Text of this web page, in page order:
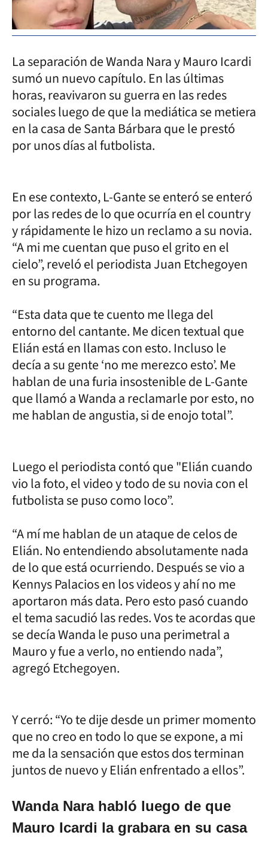
La separación de Wanda Nara y Mauro Icardi
sumó un nuevo capítulo. En las últimas
horas, reavivaron su guerra en las redes
sociales luego de que la mediática se metiera
en la casa de Santa Bárbara que le prestó
por unos días al futbolista.
En ese contexto, L-Gante se enteró se enteró
por las redes de lo que ocurría en el country
y rápidamente le hizo un reclamo a su novia.
“A mi me cuentan que puso el grito en el
cielo”, reveló el periodista Juan Etchegoyen
en su programa.
“Esta data que te cuento me llega del
entorno del cantante. Me dicen textual que
Elián está en llamas con esto. Incluso le
decía a su gente ‘no me merezco esto’. Me
hablan de una furia insostenible de L-Gante
que llamó a Wanda a reclamarle por esto, no
me hablan de angustia, si de enojo total”.
Luego el periodista contó que "Elián cuando
vio la foto, el video y todo de su novia con el
futbolista se puso como loco”.
“A mí me hablan de un ataque de celos de
Elián. No entendiendo absolutamente nada
de lo que está ocurriendo. Después se vio a
Kennys Palacios en los videos y ahí no me
aportaron más data. Pero esto pasó cuando
el tema sacudió las redes. Vos te acordas que
se decía Wanda le puso una perimetral a
Mauro y fue a verlo, no entiendo nada”,
agregó Etchegoyen.
Y cerró: “Yo te dije desde un primer momento
que no creo en todo lo que se expone, a mi
me da la sensación que estos dos terminan
juntos de nuevo y Elián enfrentado a ellos”.
Wanda Nara habló luego de que
Mauro Icardi la grabara en su casa